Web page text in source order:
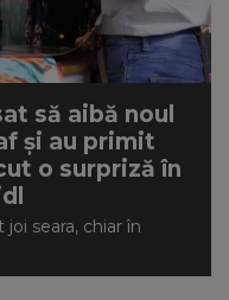
să aibă noul
și au primit
o surpriză în
seara, chiar în